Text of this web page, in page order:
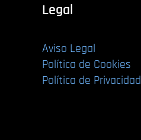
Legal
Aviso Legal
Política de Cookies
Política de Privacidad